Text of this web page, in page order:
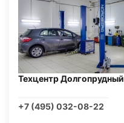
Техцентр Долгопрудный
+7 (495) 032-08-22